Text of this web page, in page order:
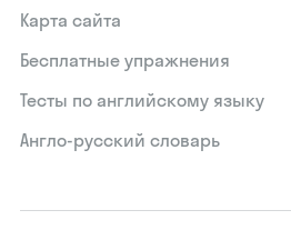
Карта сайта
Бесплатные упражнения
Тесты по английскому языку
Англо-русский словарь